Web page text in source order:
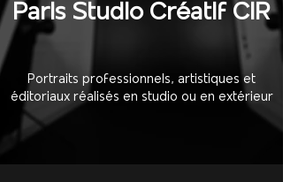
Paris Studio Créatif CIR
Portraits professionnels, artistiques et
éditoriaux réalisés en studio ou en extérieur